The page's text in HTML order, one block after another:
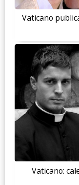
Vaticano
Vaticano: